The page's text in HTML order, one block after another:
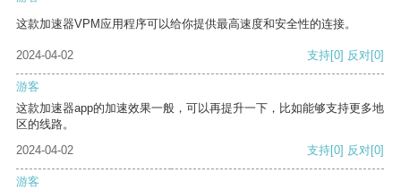
这款加速器VPM应用程序可以给你提供最高速度和安全性的连接。
2024-04-02 支持[0] 反对[0]
游客
这款加速器app的加速效果一般，可以再提升一下，比如能够支持更多地
区的线路。
2024-04-02
支持[0] 反对[0]
游客